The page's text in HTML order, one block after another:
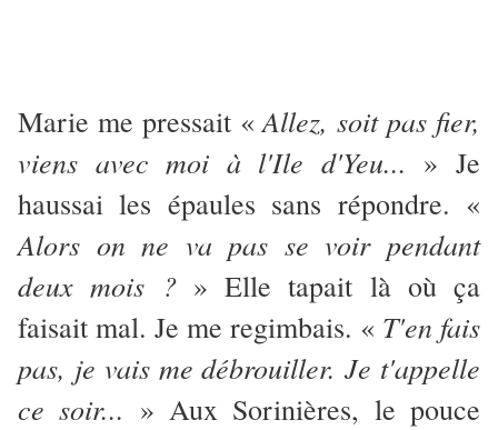
Marie me pressait «Allez, soit pas fier,
viens avec moi à l'Ile d'Yeu... » Je
haussai les épaules sans répondre. «
Alors on ne va pas se voir pendant
deux mois ?» Elle tapait là où ça
faisait mal. Je me regimbais. « T'en fais
pas, je vais me débrouiller. Je t'appelle
ce soir... » Aux Sorinières, le pouce